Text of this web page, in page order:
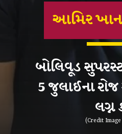
(Credit Image
બોલિવૂડ
5 જુલાઈના રોજ
લગ્ન
આમિર ખાન